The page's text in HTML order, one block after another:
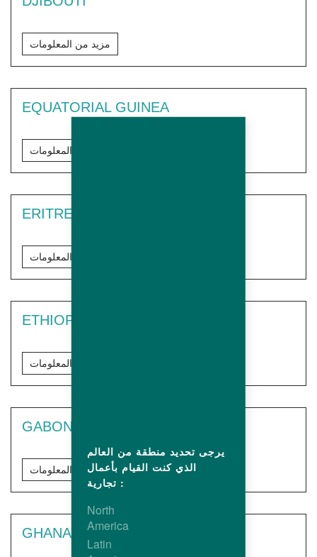
مزيد من المعلومات
EQUATORIAL GUINEA
مزيد من المعلومات
ERITREA
مزيد من المعلومات
ETHIOPIA
مزيد من المعلومات
GABON
مزيد من المعلومات
GHANA
يرجى تحديد منطقة من العالم
الذي كنت القيام بأعمال
تجارية :
North
America
Latin